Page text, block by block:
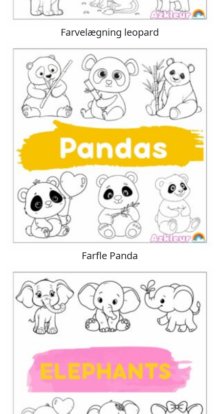
Farvelægning leopard
Farfle Panda